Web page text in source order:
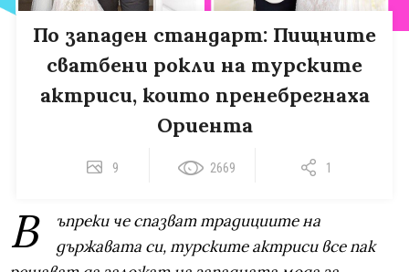
По западен стандарт: Пищните
сватбени рокли на турските
актриси, които пренебрегнаха
Ориента
9 2669 1
В
ъпреки че спазват традициите на
държавата си, турските актриси все пак